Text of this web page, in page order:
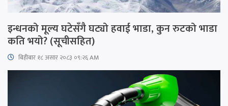
इन्धनको मूल्य घटेसँगै घट्यो हवाई भाडा, कुन रुटको भाडा
कति भयो? (सूचीसहित)
बिहीबार १८ असार २०८३ ०९:२६ AM